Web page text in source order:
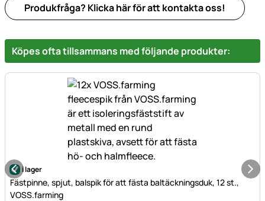
Produkfråga? Klicka här för att kontakta oss!
Köpes ofta tillsammans med följande produkter:
i lager
Fästpinne, spjut, balspik för att fästa baltäckningsduk, 12 st.,
VOSS.farming